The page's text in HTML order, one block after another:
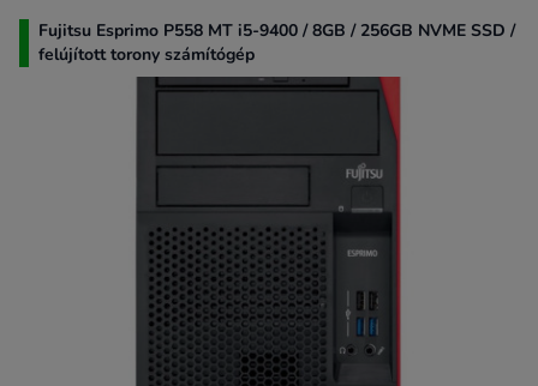
Fujitsu Esprimo P558 MT i5-9400 / 8GB / 256GB NVME SSD /
felújított torony számítógép